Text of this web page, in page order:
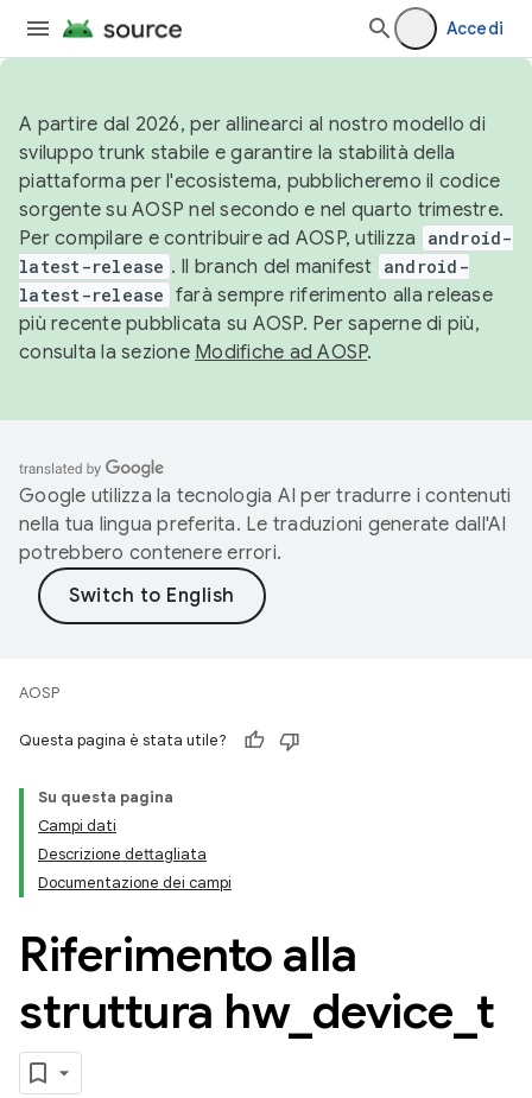
Accedi
A partire dal 2026, per allinearci al nostro modello di
sviluppo trunk stabile e garantire la stabilità della
piattaforma per l'ecosistema, pubblicheremo il codice
sorgente su AOSP nel secondo e nel quarto trimestre.
Per compilare e contribuire ad AOSP, utilizza
android-
latest-release . Il branch del manifest android-
latest-release farà sempre riferimento alla release
più recente pubblicata su AOSP. Per saperne di più,
consulta la sezione Modifiche ad AOSP.
Google utilizza la tecnologia AI per tradurre i contenuti
nella tua lingua preferita. Le traduzioni generate dall'AI
potrebbero contenere errori.
AOSP
Questa pagina è stata utile?
Su questa pagina
Campi dati
Descrizione dettagliata
Documentazione dei campi
Riferimento alla
struttura hw_ device t